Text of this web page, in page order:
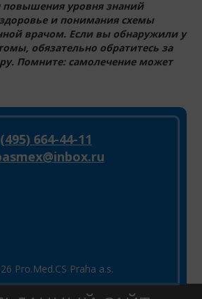
повышения уровня знаний
и понимания схемы
врачом. Если вы обнаружили у
обязательно обратитесь за
Помните: самолечение может
(495) 664-44-11
Pro.Med.CS Praha a.s.